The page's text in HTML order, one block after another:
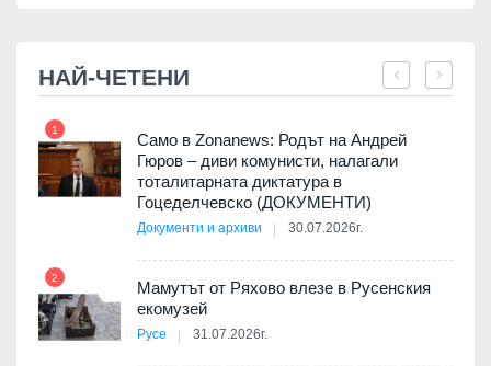
НАЙ-ЧЕТЕНИ
1
Само в Zonanews: Родът на Андрей
Гюров – диви комунисти, налагали
тоталитарната диктатура в
Гоцеделчевско (ДОКУМЕНТИ)
Документи и архиви 30.07.2026г.
2
Мамутът от Ряхово влезе в Русенския
екомузей
Русе 31.07.2026г.